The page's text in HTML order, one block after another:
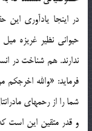
در اينجا يادآوري اين
حيواني نظير غريزه
ندارند. هم شناخت در
شما را از رحمهاي
و قدر متقين اين است